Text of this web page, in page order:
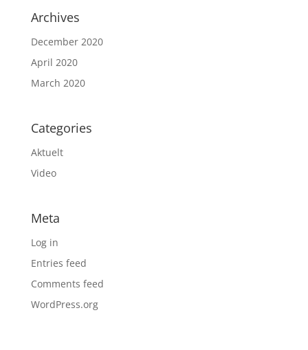
Archives
December 2020
April 2020
March 2020
Categories
Aktuelt
Video
Meta
Log in
Entries feed
Comments feed
WordPress.org